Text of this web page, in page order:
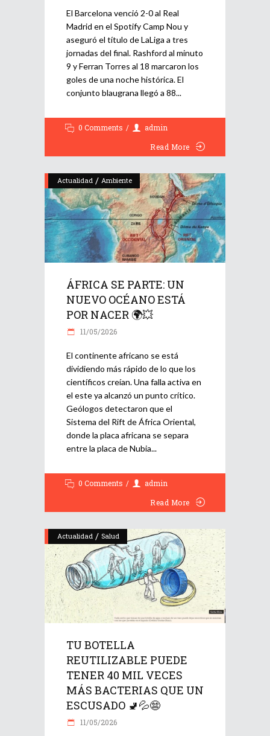
El Barcelona venció 2-0 al Real
Madrid en el Spotify Camp Nou y
aseguró el título de LaLiga a tres
jornadas del final. Rashford al minuto
9 y Ferran Torres al 18 marcaron los
goles de una noche histórica. El
conjunto blaugrana llegó a 88
0 Comments
admin
Read More
Actualidad / Ambiente
ÁFRICA SE PARTE: UN
NUEVO OCÉANO ESTÁ
POR NACER 🌍💥
11/05/2026
El continente africano se está
dividiendo más rápido de lo que los
científicos creían. Una falla activa en
el este ya alcanzó un punto crítico.
Geólogos detectaron que el
Sistema del Rift de África Oriental,
donde la placa africana se separa
entre la placa de Nubia
0 Comments
admin
Read More
Actualidad / Salud
TU BOTELLA
REUTILIZABLE PUEDE
TENER 40 MIL VECES
MÁS BACTERIAS QUE UN
ESCUSADO 🚽💦😨
11/05/2026